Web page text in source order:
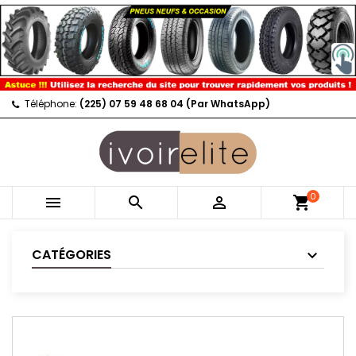
Téléphone: (225) 07 59 48 68 04 (Par WhatsApp)
   shopping_cart0
CATÉGORIES